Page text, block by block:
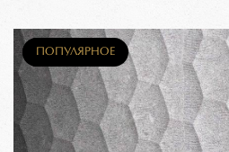
НОВИНКА
ПОПУЛЯРНОЕ